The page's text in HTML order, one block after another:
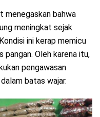
menegaskan bahwa
meningkat sejak
ini kerap memicu
pangan. Oleh karena itu,
pengawasan
batas wajar.